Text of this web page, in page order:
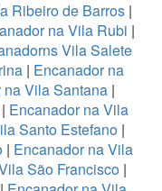
Ribeiro de Barros |
na Vila Rubi |
Vila Salete
| Encanador na
na Vila Santana |
| Encanador na Vila
Santo Estefano |
| Encanador na Vila
São Francisco |